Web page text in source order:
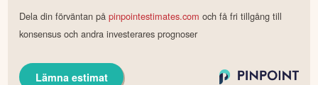
Dela din förväntan påpinpointestimates.com och få fri tillgång till
konsensus och andra investerares prognoser
Lämna estimat